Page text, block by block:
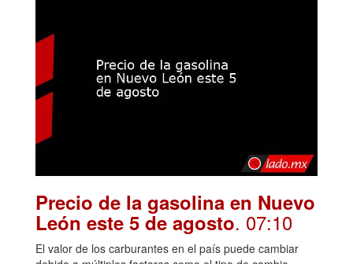
Precio de la gasolina en Nuevo
León este 5 de agosto. 07:10
El valor de los carburantes en el país puede cambiar